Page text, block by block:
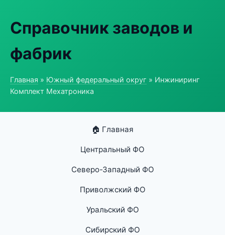
Справочник заводов и
фабрик
Главная » Южный федеральный округ » Инжиниринг
Комплект Мехатроника
🏠 Главная
Центральный ФО
Северо-Западный ФО
Приволжский ФО
Уральский ФО
Сибирский ФО